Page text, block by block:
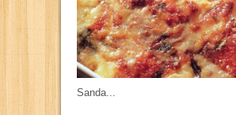
Sanda...